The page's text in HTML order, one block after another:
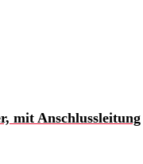
mit Anschlussleitung